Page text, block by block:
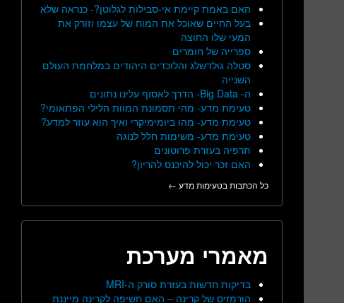
האם באמת קיימת אי-סבילות לגלוטן?- כנראה שלא
בעל החיים שאוכל את המוח של עצמו וזורק את
המעי שלו החוצה
ספרייה של חומרים
סטלה גולדשלג והלוכדים היהודים במלחמת העולם
השנייה
ה- Big Data- הדרך לאסוף עלינו נתונים
טעימת מדע- מהי תסמונת המוות הלילי הפתאומי?
טעימת מדע- מהו ביומימיקרי ואיך הוא עוזר למדע?
טעימת מדע- משימות חלל לנוגה
תרפיה בעזרת פרוטונים
האם זכר יכול להיכנס להריון?
כל הכתבות בטעימות מדע ←
מאמרי מערכת
בדיקות חדשות בעזרת סורק ה-MRI
הורמזיס של קרינה – האם חשיפה לקרינה מייננת